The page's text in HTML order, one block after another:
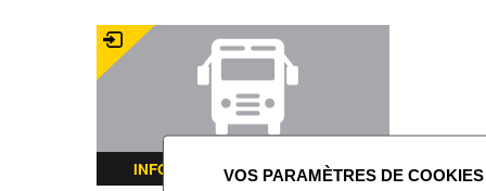
INFORMATIONS TRANSPORTS